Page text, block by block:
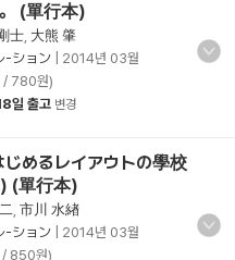
(單行本)
士 大熊 肇
-ション
2014년 03월
/ 780원)
일 출고 변경
めるレイアウトの學校
(單行本)
市川 水緖
-ション
2014년 03월
/ 850원)